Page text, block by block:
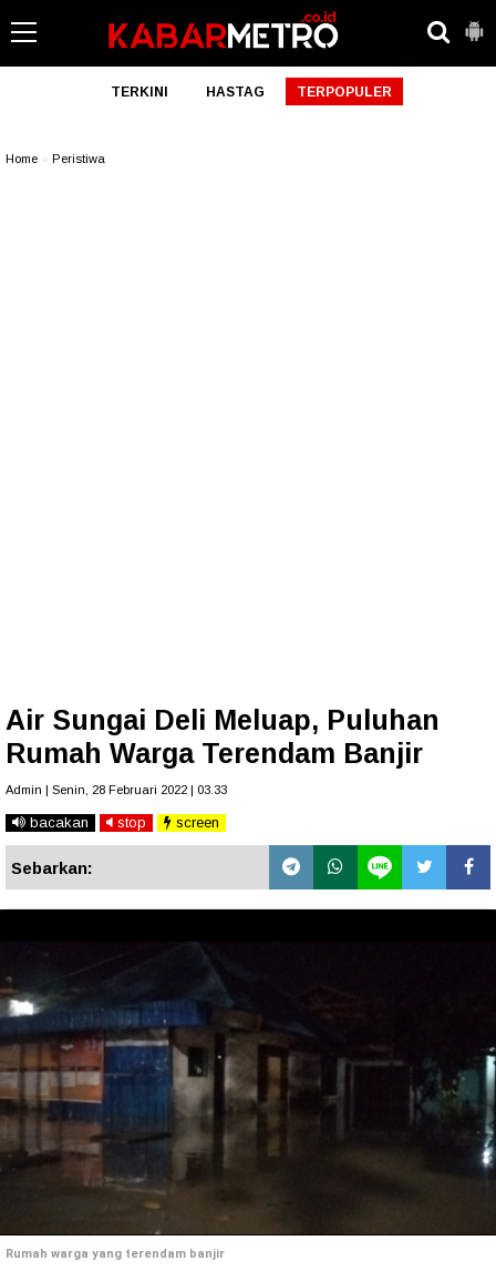
TERKINI HASTAG TERPOPULER
Home Peristiwa
Air Sungai Deli Meluap, Puluhan
Rumah Warga Terendam Banjir
Admin | Senin, 28 Februari 2022 | 03.33
bacakan stop screen
Sebarkan:
Rumah warga yang terendam banjir